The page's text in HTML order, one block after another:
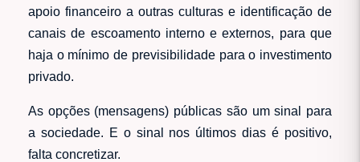
apoio financeiro a outras culturas e identificação de
canais de escoamento interno e externos, para que
haja o mínimo de previsibilidade para o investimento
privado.
As opções (mensagens) públicas são um sinal para
a sociedade. E o sinal nos últimos dias é positivo,
falta concretizar.